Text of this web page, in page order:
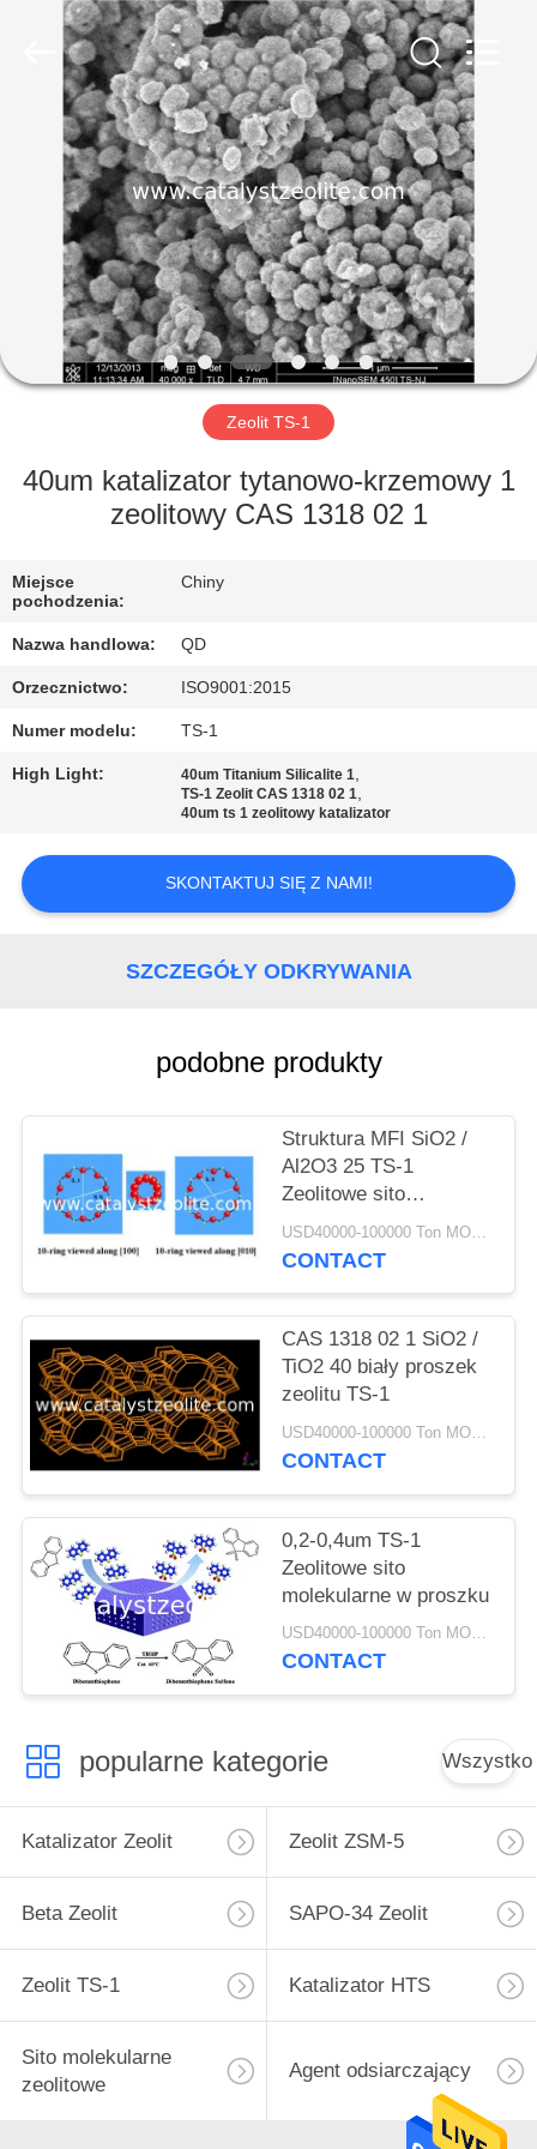
DOM
PRODUKTY
NAS
WYCIECZKA
FABRYCE
JAKOŚCI
SKONTAKTUJ
SIĘ
Z
NAMI
AKTUALNOŚCI
POLICY
CATALYSTS
Zeolit ​​TS-1
40um katalizator tytanowo-krzemowy 1
zeolitowy CAS 1318 02 1
Miejsce
pochodzenia:
Chiny
Nazwa handlowa: QD
Orzecznictwo: ISO9001:2015
Numer modelu: TS-1
High Light: 40um Titanium Silicalite 1,
TS-1 Zeolit ​​CAS 1318 02 1,
40um ts 1 zeolitowy katalizator
SKONTAKTUJ SIĘ Z NAMI!
SZCZEGÓŁY ODKRYWANIA
podobne produkty
Struktura MFI SiO2 /
Al2O3 25 TS-1
Zeolitowe sito
molekularne
USD40000-100000 Ton MOQ:1 KG
CONTACT
CAS 1318 02 1 SiO2 /
TiO2 40 biały proszek
zeolitu TS-1
USD40000-100000 Ton MOQ:1 KG
CONTACT
0,2-0,4um TS-1
Zeolitowe sito
molekularne w proszku
USD40000-100000 Ton MOQ:1 KG
CONTACT
popularne kategorie Wszystko
Katalizator Zeolit Zeolit ​​ZSM-5
Beta Zeolit SAPO-34 Zeolit
Zeolit ​​TS-1 Katalizator HTS
Sito molekularne
zeolitowe
Agent odsiarczający